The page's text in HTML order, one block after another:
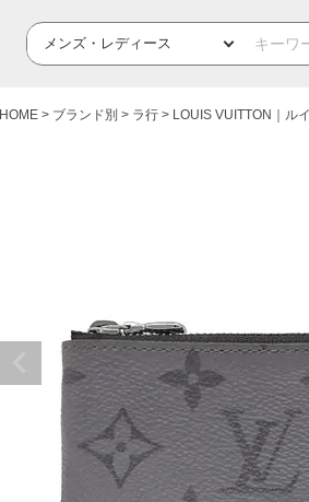
HOME ブランド別 ラ行 LOUIS VUITTON｜ル